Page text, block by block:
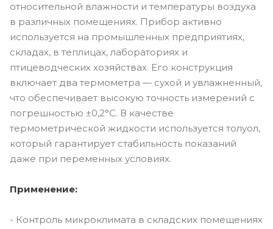
относительной влажности и температуры воздуха
в различных помещениях. Прибор активно
используется на промышленных предприятиях,
складах, в теплицах, лабораториях и
птицеводческих хозяйствах. Его конструкция
включает два термометра — сухой и увлажненный,
что обеспечивает высокую точность измерений с
погрешностью ±0,2°C. В качестве
термометрической жидкости используется толуол,
который гарантирует стабильность показаний
даже при переменных условиях.
Применение:
- Контроль микроклимата в складских помещениях